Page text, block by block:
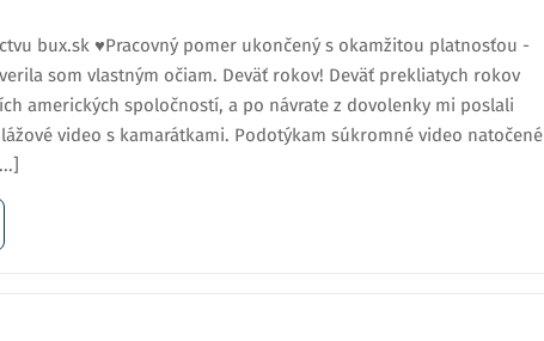
bux.sk ♥Pracovný pomer ukončený s okamžitou platnosťou -
som vlastným očiam. Deväť rokov! Deväť prekliatych rokov
amerických spoločností, a po návrate z dovolenky mi poslali
video s kamarátkami. Podotýkam súkromné video natočené